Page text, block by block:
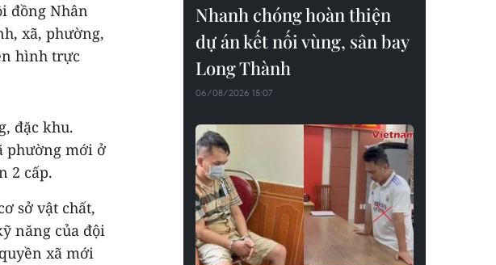
đồng Nhân
xã, phường,
hình trực
đặc khu.
phường mới ở
2 cấp.
sở vật chất,
năng của đội
xã mới
Nhanh chóng hoàn thiện
dự án kết nối vùng, sân bay
Long Thành
06/08/2026 15:07